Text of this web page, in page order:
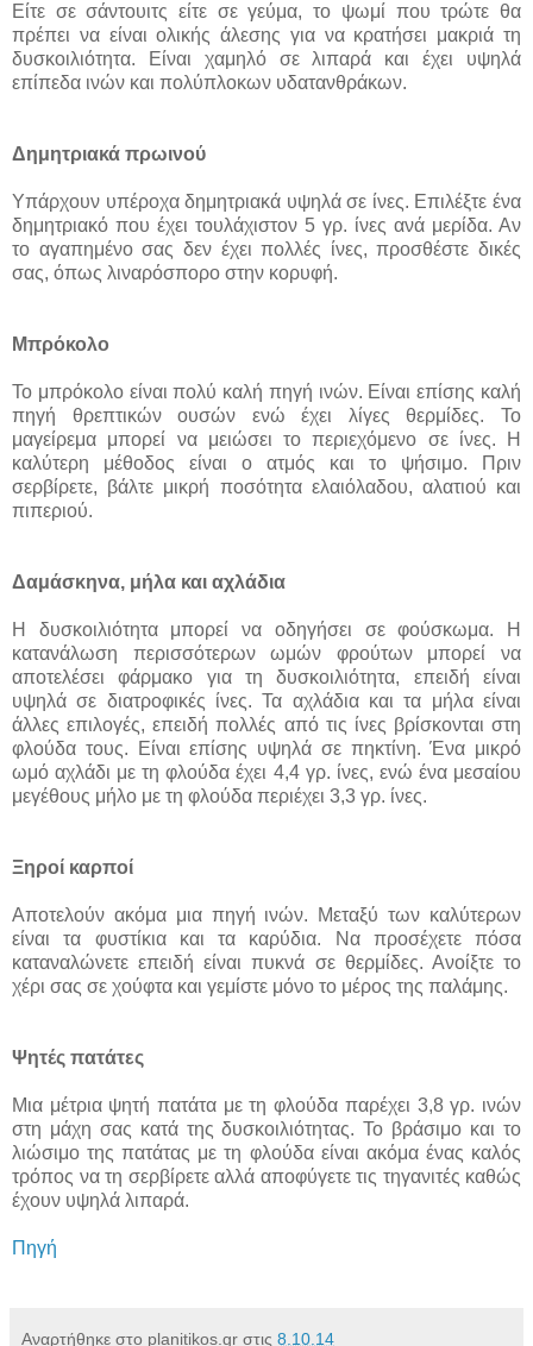
Είτε σε σάντουιτς είτε σε γεύμα, το ψωμί που τρώτε θα
πρέπει να είναι ολικής άλεσης για να κρατήσει μακριά τη
δυσκοιλιότητα. Είναι χαμηλό σε λιπαρά και έχει υψηλά
επίπεδα ινών και πολύπλοκων υδατανθράκων.
Δημητριακά πρωινού
Υπάρχουν υπέροχα δημητριακά υψηλά σε ίνες. Επιλέξτε ένα
δημητριακό που έχει τουλάχιστον 5 γρ. ίνες ανά μερίδα. Αν
το αγαπημένο σας δεν έχει πολλές ίνες, προσθέστε δικές
σας, όπως λιναρόσπορο στην κορυφή.
Μπρόκολο
Το μπρόκολο είναι πολύ καλή πηγή ινών. Είναι επίσης καλή
πηγή θρεπτικών ουσών ενώ έχει λίγες θερμίδες. Το
μαγείρεμα μπορεί να μειώσει το περιεχόμενο σε ίνες. Η
καλύτερη μέθοδος είναι ο ατμός και το ψήσιμο. Πριν
σερβίρετε, βάλτε μικρή ποσότητα ελαιόλαδου, αλατιού και
πιπεριού.
Δαμάσκηνα, μήλα και αχλάδια
Η δυσκοιλιότητα μπορεί να οδηγήσει σε φούσκωμα. Η
κατανάλωση περισσότερων ωμών φρούτων μπορεί να
αποτελέσει φάρμακο για τη δυσκοιλιότητα, επειδή είναι
υψηλά σε διατροφικές ίνες. Τα αχλάδια και τα μήλα είναι
άλλες επιλογές, επειδή πολλές από τις ίνες βρίσκονται στη
φλούδα τους. Είναι επίσης υψηλά σε πηκτίνη. Ένα μικρό
ωμό αχλάδι με τη φλούδα έχει 4,4 γρ. ίνες, ενώ ένα μεσαίου
μεγέθους μήλο με τη φλούδα περιέχει 3,3 γρ. ίνες.
Ξηροί καρποί
Αποτελούν ακόμα μια πηγή ινών. Μεταξύ των καλύτερων
είναι τα φυστίκια και τα καρύδια. Να προσέχετε πόσα
καταναλώνετε επειδή είναι πυκνά σε θερμίδες. Ανοίξτε το
χέρι σας σε χούφτα και γεμίστε μόνο το μέρος της παλάμης.
Ψητές πατάτες
Μια μέτρια ψητή πατάτα με τη φλούδα παρέχει 3,8 γρ. ινών
στη μάχη σας κατά της δυσκοιλιότητας. Το βράσιμο και το
λιώσιμο της πατάτας με τη φλούδα είναι ακόμα ένας καλός
τρόπος να τη σερβίρετε αλλά αποφύγετε τις τηγανιτές καθώς
έχουν υψηλά λιπαρά.
Πηγή
Αναρτήθηκε στο planitikos.gr στις 8.10.14